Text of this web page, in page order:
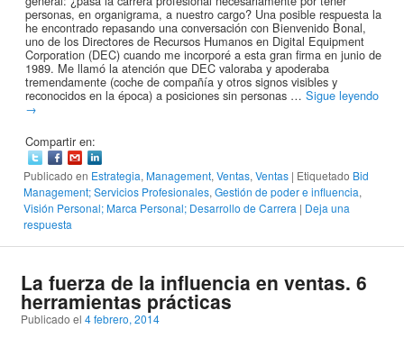
personas, en organigrama, a nuestro cargo? Una posible respuesta la
he encontrado repasando una conversación con Bienvenido Bonal,
uno de los Directores de Recursos Humanos en Digital Equipment
Corporation (DEC) cuando me incorporé a esta gran firma en junio de
1989. Me llamó la atención que DEC valoraba y apoderaba
tremendamente (coche de compañía y otros signos visibles y
reconocidos en la época) a posiciones sin personas …Sigue leyendo
→
Compartir en:
Publicado en Estrategia,Management,Ventas,Ventas | Etiquetado Bid
Management; Servicios Profesionales,Gestión de poder e influencia,
Visión Personal; Marca Personal; Desarrollo de Carrera | Deja una
respuesta
La fuerza de la influencia en ventas. 6
herramientas prácticas
Publicado el 4 febrero, 2014